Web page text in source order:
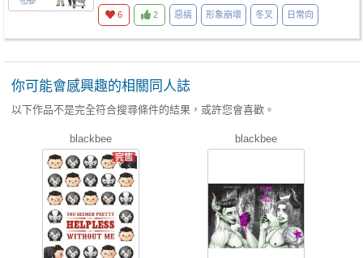
6 2 惡搞 形象崩壞 冬叉 日常向
你可能會感興趣的相關同人誌
以下作品不是完全符合搜尋條件的結果，或許您會喜歡。
blackbee blackbee